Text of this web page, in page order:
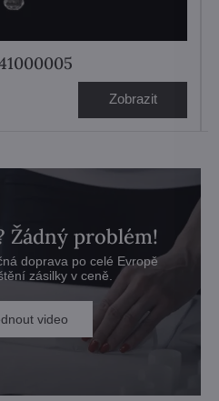
Zobrazit
Žádný problém!
doprava po celé Evropě
zásilky v ceně.
video